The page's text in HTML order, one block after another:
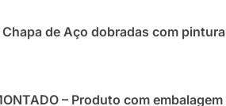
de Aço dobradas com
– Produto com embalagem